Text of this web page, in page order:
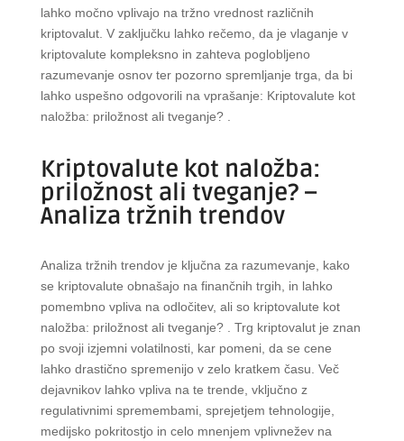
lahko močno vplivajo na tržno vrednost različnih
kriptovalut. V zaključku lahko rečemo, da je vlaganje v
kriptovalute kompleksno in zahteva poglobljeno
razumevanje osnov ter pozorno spremljanje trga, da bi
lahko uspešno odgovorili na vprašanje: Kriptovalute kot
naložba: priložnost ali tveganje? .
Kriptovalute kot naložba:
priložnost ali tveganje? –
Analiza tržnih trendov
Analiza tržnih trendov je ključna za razumevanje, kako
se kriptovalute obnašajo na finančnih trgih, in lahko
pomembno vpliva na odločitev, ali so kriptovalute kot
naložba: priložnost ali tveganje? . Trg kriptovalut je znan
po svoji izjemni volatilnosti, kar pomeni, da se cene
lahko drastično spremenijo v zelo kratkem času. Več
dejavnikov lahko vpliva na te trende, vključno z
regulativnimi spremembami, sprejetjem tehnologije,
medijsko pokritostjo in celo mnenjem vplivnežev na